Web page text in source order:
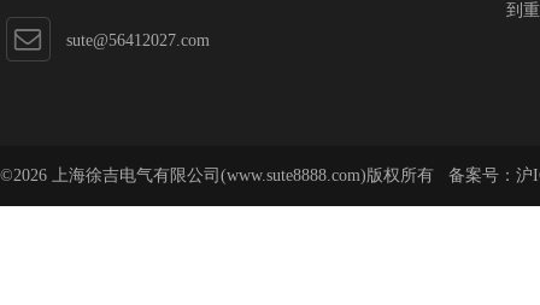
sute@56412027.com
到
©2026 上海徐吉电气有限公司(www.sute8888.com)版权所有 备案号： 沪